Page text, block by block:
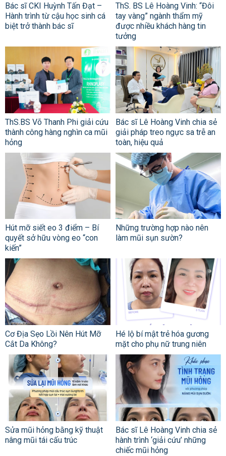
Bác sĩ CKI Huỳnh Tấn Đạt –
Hành trình từ cậu học sinh cá
biệt trở thành bác sĩ
ThS. BS Lê Hoàng Vinh: “Đôi
tay vàng” ngành thẩm mỹ
được nhiều khách hàng tin
tưởng
ThS.BS Võ Thanh Phi giải cứu
thành công hàng nghìn ca mũi
hỏng
Bác sĩ Lê Hoàng Vinh chia sẻ
giải pháp treo ngực sa trễ an
toàn, hiệu quả
Hút mỡ siết eo 3 điểm – Bí
quyết sở hữu vòng eo “con
kiến”
Những trường hợp nào nên
làm mũi sụn sườn?
Cơ Địa Sẹo Lồi Nên Hút Mỡ
Cắt Da Không?
Hé lộ bí mật trẻ hóa gương
mặt cho phụ nữ trung niên
Sửa mũi hỏng bằng kỹ thuật
nâng mũi tái cấu trúc
Bác sĩ Lê Hoàng Vinh chia sẻ
hành trình ‘giải cứu’ những
chiếc mũi hỏng